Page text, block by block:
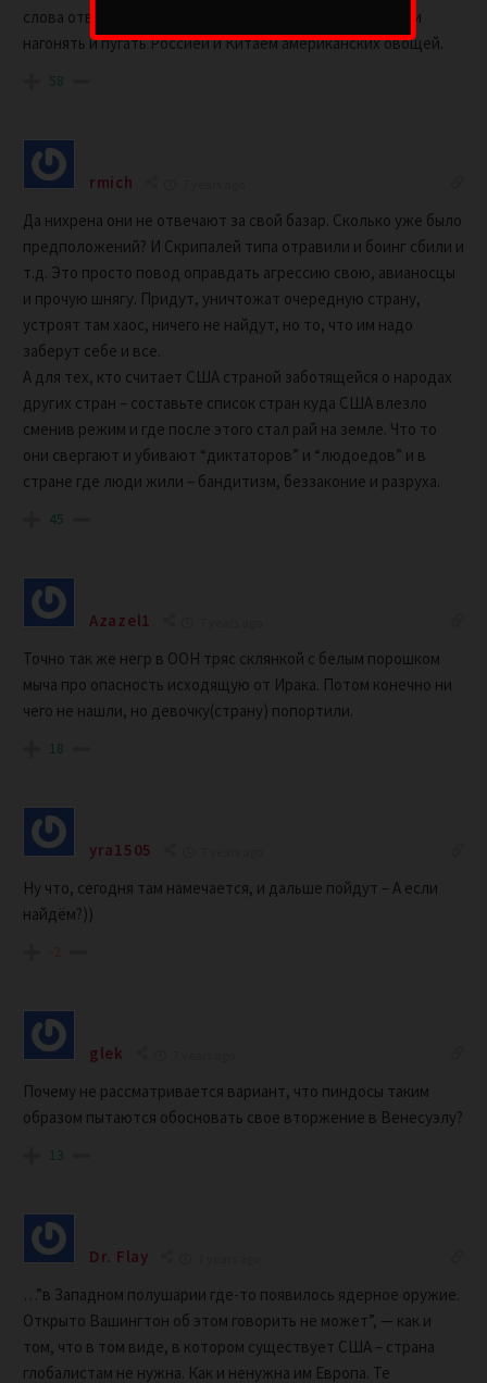
слова отвечает. И то не факт. Работа у них такая – жути
нагонять и пугать Россией и Китаем американских овощей.
58
rmich
Да нихрена они не отвечают за свой базар. Сколько уже было
предположений? И Скрипалей типа отравили и боинг сбили и
т.д. Это просто повод оправдать агрессию свою, авианосцы
и прочую шнягу. Придут, уничтожат очередную страну,
устроят там хаос, ничего не найдут, но то, что им надо
заберут себе и все.
А для тех, кто считает США страной заботящейся о народах
других стран – составьте список стран куда США влезло
сменив режим и где после этого стал рай на земле. Что то
они свергают и убивают “диктаторов” и “людоедов” и в
стране где люди жили – бандитизм, беззаконие и разруха.
45
Azazel1
Точно так же негр в ООН тряс склянкой с белым порошком
мыча про опасность исходящую от Ирака. Потом конечно ни
чего не нашли, но девочку(страну) попортили.
18
yra1505
Ну что, сегодня там намечается, и дальше пойдут – А если
найдём?))
glek
Почему не рассматривается вариант, что пиндосы таким
образом пытаются обосновать свое вторжение в Венесуэлу?
13
Dr. Flay
…”в Западном полушарии где-то появилось ядерное оружие.
Открыто Вашингтон об этом говорить не может”, — как и
том, что в том виде, в котором существует США – страна
глобалистам не нужна. Как и ненужна им Европа. Те